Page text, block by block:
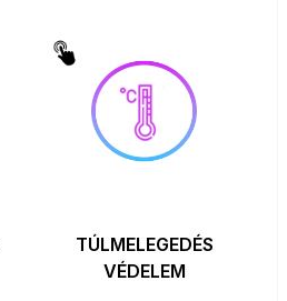
TÚLMELEGEDÉS
VÉDELEM